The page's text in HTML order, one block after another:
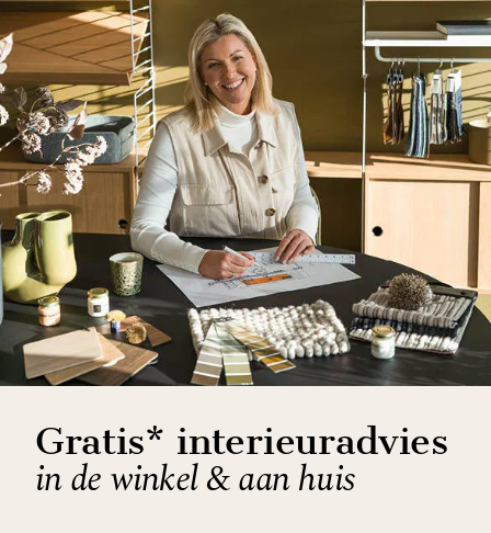
Gratis* interieuradvies
in de winkel & aan huis